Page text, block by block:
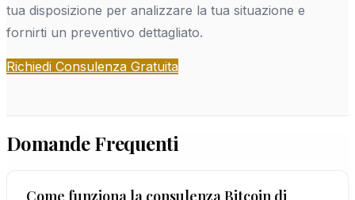
tua disposizione per analizzare la tua situazione e
fornirti un preventivo dettagliato.
Richiedi Consulenza Gratuita
Domande Frequenti
Come funziona la consulenza Bitcoin di